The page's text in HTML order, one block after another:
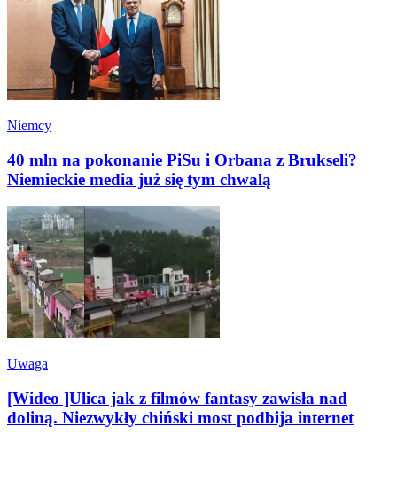
Niemcy
40 mln na pokonanie PiSu i Orbana z Brukseli?
Niemieckie media już się tym chwalą
Uwaga
[Wideo ]Ulica jak z filmów fantasy zawisła nad
doliną. Niezwykły chiński most podbija internet